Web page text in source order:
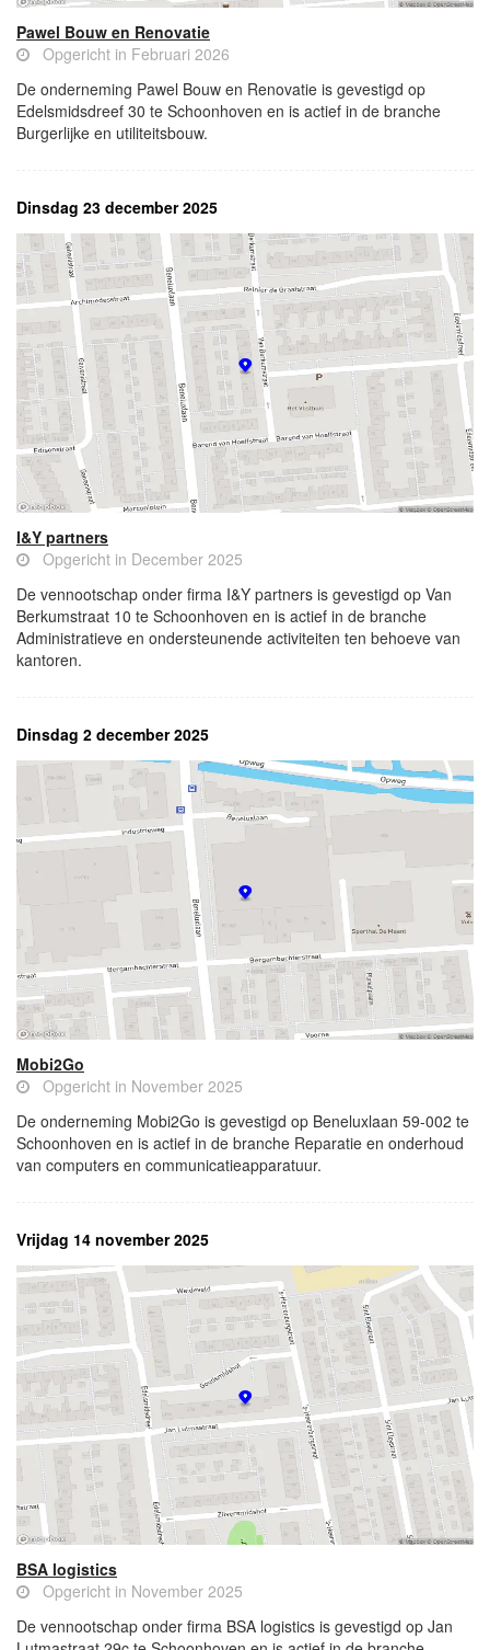
Pawel Bouw en Renovatie
Opgericht in Februari 2026
De onderneming Pawel Bouw en Renovatie is gevestigd op
Edelsmidsdreef 30 te Schoonhoven en is actief in de branche
Burgerlijke en utiliteitsbouw.
Dinsdag 23 december 2025
I&Y partners
Opgericht in December 2025
De vennootschap onder firma I&Y partners is gevestigd op Van
Berkumstraat 10 te Schoonhoven en is actief in de branche
Administratieve en ondersteunende activiteiten ten behoeve van
kantoren.
Dinsdag 2 december 2025
Mobi2Go
Opgericht in November 2025
De onderneming Mobi2Go is gevestigd op Beneluxlaan 59-002 te
Schoonhoven en is actief in de branche Reparatie en onderhoud
van computers en communicatieapparatuur.
Vrijdag 14 november 2025
BSA logistics
Opgericht in November 2025
De vennootschap onder firma BSA logistics is gevestigd op Jan